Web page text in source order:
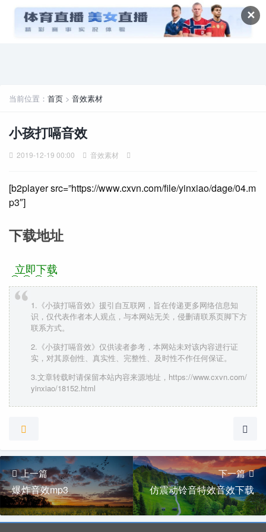
✕
当前位置： 首页 > 音效素材
小孩打嗝音效
2019-12-19 00:00 音效素材
[b2player src=”https://www.cxvn.com/file/yinxiao/dage/04.m
p3″]
下载地址
立即下载
1.《小孩打嗝音效》援引自互联网，旨在传递更多网络信息知
识，仅代表作者本人观点，与本网站无关，侵删请联系页脚下方
联系方式。
2.《小孩打嗝音效》仅供读者参考，本网站未对该内容进行证
实，对其原创性、真实性、完整性、及时性不作任何保证。
3.文章转载时请保留本站内容来源地址，https://www.cxvn.com/
yinxiao/18152.html
上一篇
爆炸音效mp3
下一篇
仿震动铃音特效音效下载